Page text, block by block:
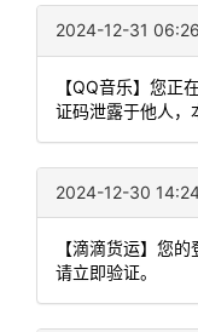
2024-12-31
【QQ音乐】您
证码泄露于他人，
2024-12-30
【滴滴货运】您
请立即验证。